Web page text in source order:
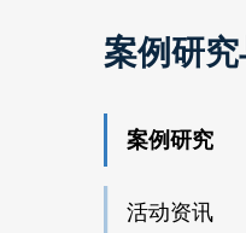
案例研
案例研究
活动资讯